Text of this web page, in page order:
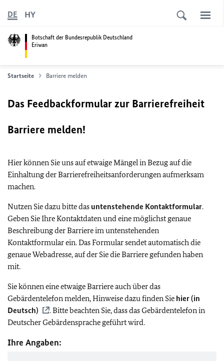
Botschaft der Bundesrepublik Deutschland
Eriwan
DE HY
Startseite Barriere melden
Das Feedbackformular zur Barrierefreiheit
Barriere melden!
Hier können Sie uns auf etwaige Mängel in Bezug auf die
Einhaltung der Barrierefreiheitsanforderungen aufmerksam
machen.
Nutzen Sie dazu bitte das untenstehende Kontaktformular.
Geben Sie Ihre Kontaktdaten und eine möglichst genaue
Beschreibung der Barriere im untenstehenden
Kontaktformular ein. Das Formular sendet automatisch die
genaue Webadresse, auf der Sie die Barriere gefunden haben
mit.
Sie können eine etwaige Barriere auch über das
Gebärdentelefon melden, Hinweise dazu finden Sie hier (in
Deutsch)
. Bitte beachten Sie, dass das Gebärdentelefon in
Deutscher Gebärdensprache geführt wird.
Ihre Angaben: